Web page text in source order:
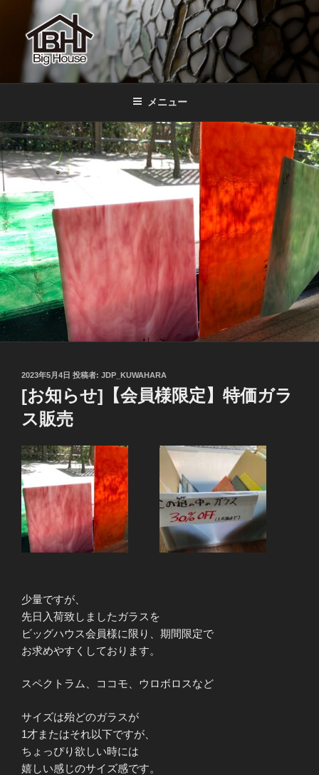
キ
ッ
プ
BIGHOUSE
ステンドグラス工房 大家勝 奈良 生駒 新石切 教室
メニュー
投
稿
日:
2023年5月4日 投稿者: JDP_KUWAHARA
[お知らせ]【会員様限定】特価ガラ
ス販売
少量ですが、
先日入荷致しましたガラスを
ビッグハウス会員様に限り、期間限定で
お求めやすくしております。
スペクトラム、ココモ、ウロボロスなど
サイズは殆どのガラスが
1才またはそれ以下ですが、
ちょっぴり欲しい時には
嬉しい感じのサイズ感です。